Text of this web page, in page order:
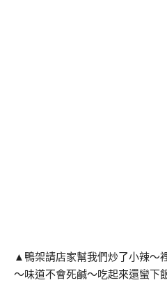
▲鴨架請店家幫我們炒了小辣～
～味道不會死鹹～吃起來還蠻下